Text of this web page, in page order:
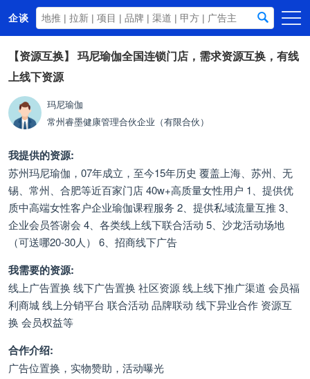
企谈
首页
商务资源
资讯动态
关于我们
【资源互换】 玛尼瑜伽全国连锁门店，需求资源互换，有线
上线下资源
玛尼瑜伽
常州睿墨健康管理合伙企业（有限合伙）
我提供的资源:
苏州玛尼瑜伽，07年成立，至今15年历史 覆盖上海、苏州、无
锡、常州、合肥等近百家门店 40w+高质量女性用户 1、提供优
质中高端女性客户企业瑜伽课程服务 2、提供私域流量互推 3、
企业会员答谢会 4、各类线上线下联合活动 5、沙龙活动场地
（可送哪20-30人） 6、招商线下广告
我需要的资源:
线上广告置换 线下广告置换 社区资源 线上线下推广渠道 会员福
利商城 线上分销平台 联合活动 品牌联动 线下异业合作 资源互
换 会员权益等
合作介绍:
广告位置换，实物赞助，活动曝光